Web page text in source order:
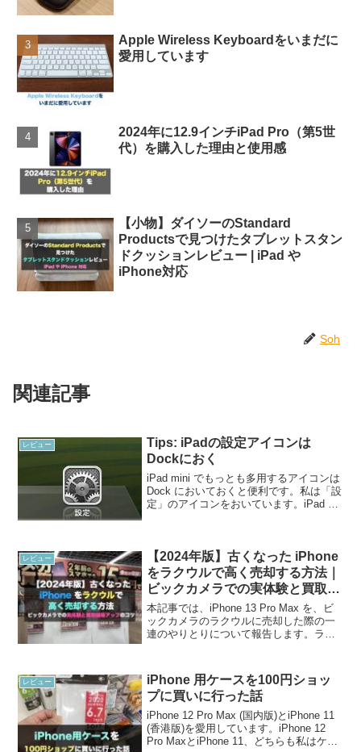
Apple Wireless Keyboardをいまだに
愛用しています
2024年に12.9インチiPad Pro（第5世
代）を購入した理由と使用感
【小物】ダイソーのStandard
Productsで見つけたタブレットスタン
ドクッションレビュー | iPad や
iPhone対応
Soh
関連記事
レビュー
Tips: iPadの設定アイコンは
Dockにおく
iPad mini でもっとも多用するアイコンは
Dock においておくと便利です。私は「設
定」のアイコンをおいています。iPad の
レビュー
【2024年版】古くなった iPhone
をラクウルで高く売却する方法｜
ビックカメラでの実体験と買取価
格アップのコツ
本記事では、iPhone 13 Pro Max を、ビ
ックカメラのラクウルに売却した際の一
連のやりとりについて報告します。ラク
iPhone を、お得に売却したい方は、ぜ
ひ...
レビュー
iPhone 用ケースを100円ショッ
プに買いに行った話
iPhone 12 Pro Max (国内版)とiPhone 11
(香港版)を愛用しています。iPhone 12
Pro MaxとiPhone 11、どちらも私はケー